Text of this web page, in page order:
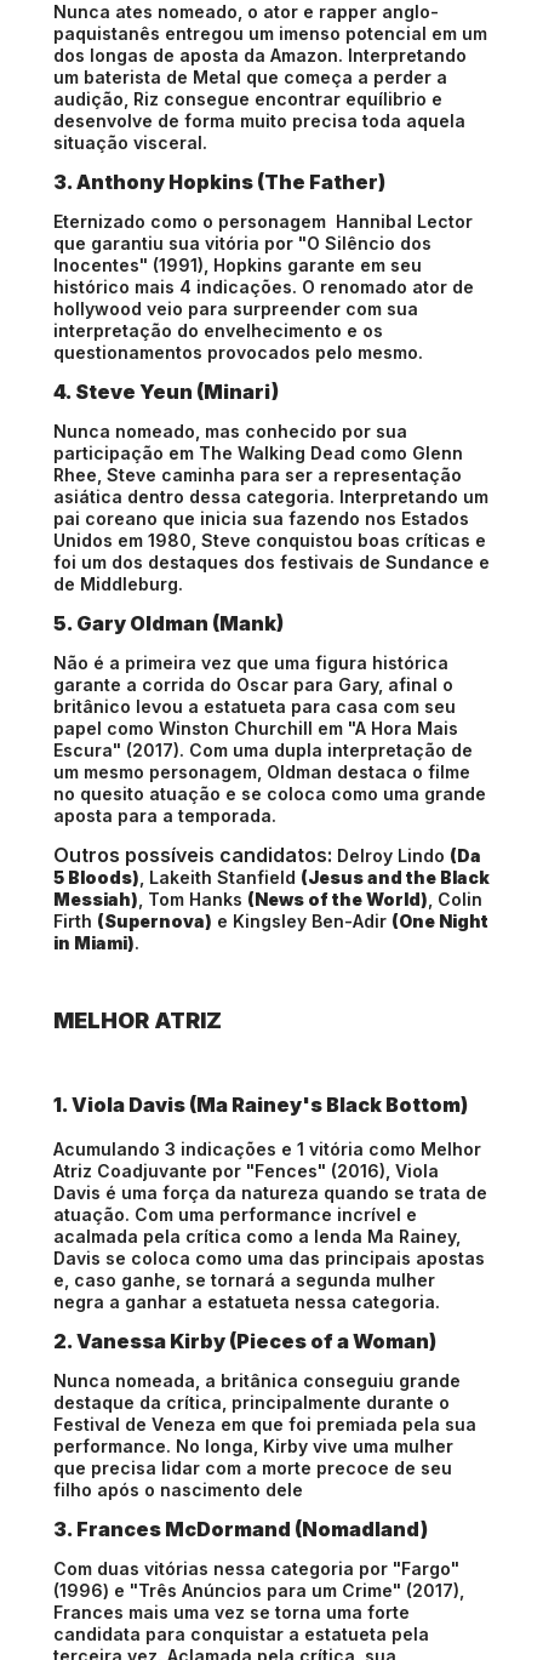
Nunca ates nomeado, o ator e rapper anglo-
paquistanês entregou um imenso potencial em um
dos longas de aposta da Amazon. Interpretando
um baterista de Metal que começa a perder a
audição, Riz consegue encontrar equílibrio e
desenvolve de forma muito precisa toda aquela
situação visceral.
3. Anthony Hopkins (The Father)
Eternizado como o personagem Hannibal Lector
que garantiu sua vitória por "O Silêncio dos
Inocentes" (1991), Hopkins garante em seu
histórico mais 4 indicações. O renomado ator de
hollywood veio para surpreender com sua
interpretação do envelhecimento e os
questionamentos provocados pelo mesmo.
4. Steve Yeun (Minari)
Nunca nomeado, mas conhecido por sua
participação em The Walking Dead como Glenn
Rhee, Steve caminha para ser a representação
asiática dentro dessa categoria. Interpretando um
pai coreano que inicia sua fazendo nos Estados
Unidos em 1980, Steve conquistou boas críticas e
foi um dos destaques dos festivais de Sundance e
de Middleburg.
5. Gary Oldman (Mank)
Não é a primeira vez que uma figura histórica
garante a corrida do Oscar para Gary, afinal o
britânico levou a estatueta para casa com seu
papel como Winston Churchill em "A Hora Mais
Escura" (2017). Com uma dupla interpretação de
um mesmo personagem, Oldman destaca o filme
no quesito atuação e se coloca como uma grande
aposta para a temporada.
Outros possíveis candidatos: Delroy Lindo (Da
5 Bloods) , Lakeith Stanfield (Jesus and the Black
Messiah) , Tom Hanks (News of the World) , Colin
Firth (Supernova) e Kingsley Ben-Adir (One Night
in Miami).
MELHOR ATRIZ
1. Viola Davis (Ma Rainey's Black Bottom)
Acumulando 3 indicações e 1 vitória como Melhor
Atriz Coadjuvante por "Fences" (2016), Viola
Davis é uma força da natureza quando se trata de
atuação. Com uma performance incrível e
acalmada pela crítica como a lenda Ma Rainey,
Davis se coloca como uma das principais apostas
e, caso ganhe, se tornará a segunda mulher
negra a ganhar a estatueta nessa categoria.
2. Vanessa Kirby (Pieces of a Woman)
Nunca nomeada, a britânica conseguiu grande
destaque da crítica, principalmente durante o
Festival de Veneza em que foi premiada pela sua
performance. No longa, Kirby vive uma mulher
que precisa lidar com a morte precoce de seu
filho após o nascimento dele
3. Frances McDormand (Nomadland)
Com duas vitórias nessa categoria por "Fargo"
(1996) e "Três Anúncios para um Crime" (2017),
Frances mais uma vez se torna uma forte
candidata para conquistar a estatueta pela
terceira vez. Aclamada pela crítica, sua